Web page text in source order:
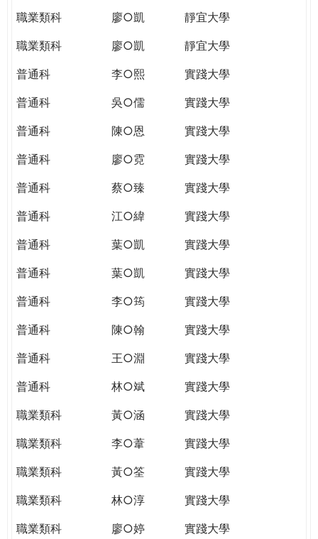
職業類科
廖○凱
靜宜大學
職業類科
廖○凱
靜宜大學
普通科
李○熙
實踐大學
普通科
吳○儒
實踐大學
普通科
陳○恩
實踐大學
普通科
廖○霓
實踐大學
普通科
蔡○臻
實踐大學
普通科
江○緯
實踐大學
普通科
葉○凱
實踐大學
普通科
葉○凱
實踐大學
普通科
李○筠
實踐大學
普通科
陳○翰
實踐大學
普通科
王○淵
實踐大學
普通科
林○斌
實踐大學
職業類科
黃○涵
實踐大學
職業類科
李○葦
實踐大學
職業類科
黃○筌
實踐大學
職業類科
林○淳
實踐大學
職業類科
廖○婷
實踐大學